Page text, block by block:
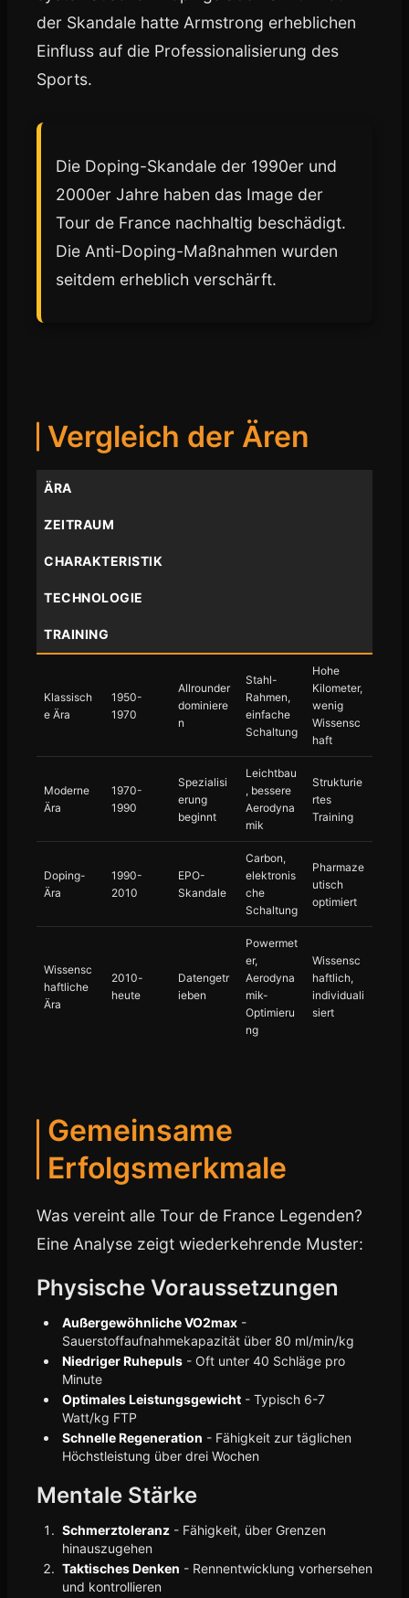
der Skandale hatte Armstrong erheblichen
Einfluss auf die Professionalisierung des
Sports.
Die Doping-Skandale der 1990er und
2000er Jahre haben das Image der
Tour de France nachhaltig beschädigt.
Die Anti-Doping-Maßnahmen wurden
seitdem erheblich verschärft.
Vergleich der Ären
ÄRA
ZEITRAUM
CHARAKTERISTIK
TECHNOLOGIE
TRAINING
Klassisch
e Ära
1950-
1970
Allrounder
dominiere
n
Stahl-
Rahmen,
einfache
Schaltung
Hohe
Kilometer,
wenig
Wissensc
haft
Moderne
Ära
1970-
1990
Spezialisi
erung
beginnt
Leichtbau
, bessere
Aerodyna
mik
Strukturie
rtes
Training
Doping-
Ära
1990-
2010
EPO-
Skandale
Carbon,
elektronis
che
Schaltung
Pharmaze
utisch
optimiert
Wissensc
haftliche
Ära
2010-
heute
Datengetr
ieben
Powermet
er,
Aerodyna
mik-
Optimieru
ng
Wissensc
haftlich,
individuali
siert
Gemeinsame
Erfolgsmerkmale
Was vereint alle Tour de France Legenden?
Eine Analyse zeigt wiederkehrende Muster:
Physische Voraussetzungen
Außergewöhnliche VO2max -
Sauerstoffaufnahmekapazität über 80 ml/min/kg
Niedriger Ruhepuls - Oft unter 40 Schläge pro
Minute
Optimales Leistungsgewicht - Typisch 6-7
Watt/kg FTP
Schnelle Regeneration - Fähigkeit zur täglichen
Höchstleistung über drei Wochen
Mentale Stärke
Schmerztoleranz - Fähigkeit, über Grenzen
hinauszugehen
Taktisches Denken - Rennentwicklung vorhersehen
und kontrollieren